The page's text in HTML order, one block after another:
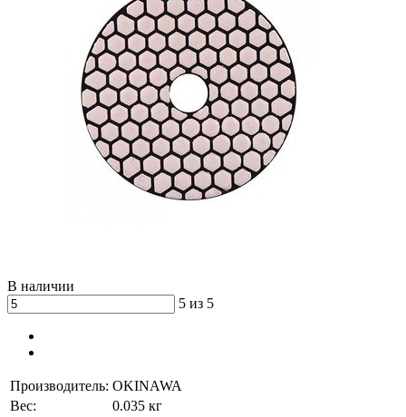
В наличии
5 из 5
Производитель: OKINAWA
Вес:
0.035 кг